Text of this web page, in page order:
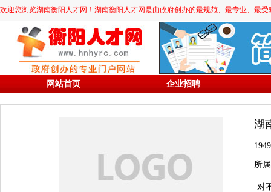
欢迎您浏览湖南衡阳人才网！湖南衡阳人才网是由政府创办的最规范、最专业、最
网站首页 企业招聘
湖
所
对